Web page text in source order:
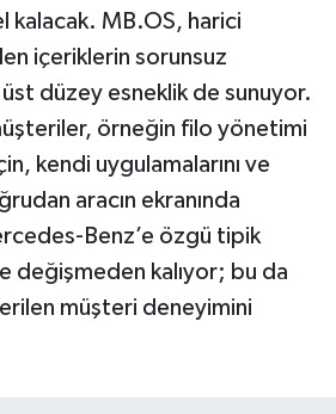
kalacak. MB.OS, harici
içeriklerin sorunsuz
düzey esneklik de sunuyor.
örneğin filo yönetimi
kendi uygulamalarını ve
aracın ekranında
Benz’e özgü tipik
değişmeden kalıyor; bu da
müşteri deneyimini